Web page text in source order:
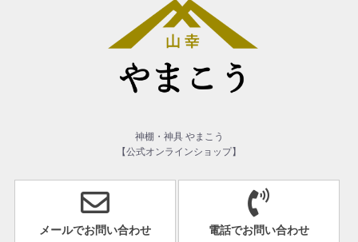
神棚・神具 やまこう
【公式オンラインショップ】
メールでお問い合わせ
電話でお問い合わせ